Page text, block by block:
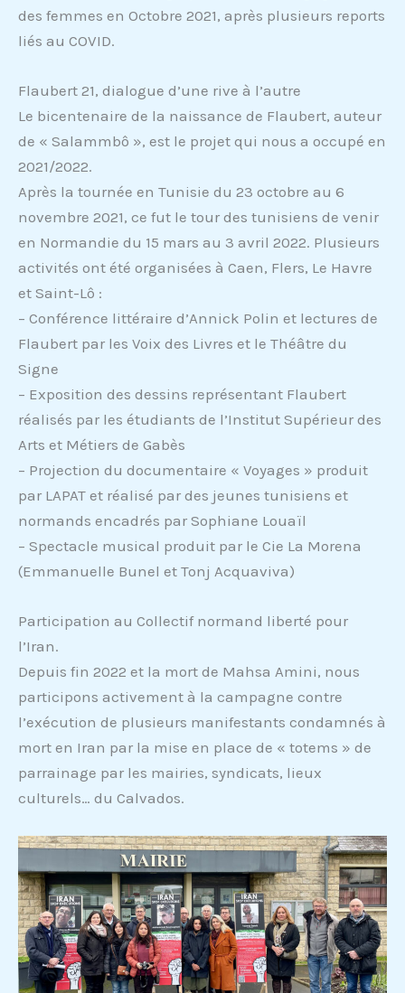
des femmes en Octobre 2021, après plusieurs reports
liés au COVID.
Flaubert 21, dialogue d’une rive à l’autre
Le bicentenaire de la naissance de Flaubert, auteur
de « Salammbô », est le projet qui nous a occupé en
2021/2022.
Après la tournée en Tunisie du 23 octobre au 6
novembre 2021, ce fut le tour des tunisiens de venir
en Normandie du 15 mars au 3 avril 2022. Plusieurs
activités ont été organisées à Caen, Flers, Le Havre
et Saint-Lô :
– Conférence littéraire d’Annick Polin et lectures de
Flaubert par les Voix des Livres et le Théâtre du
Signe
– Exposition des dessins représentant Flaubert
réalisés par les étudiants de l’Institut Supérieur des
Arts et Métiers de Gabès
– Projection du documentaire « Voyages » produit
par LAPAT et réalisé par des jeunes tunisiens et
normands encadrés par Sophiane Louaïl
– Spectacle musical produit par le Cie La Morena
(Emmanuelle Bunel et Tonj Acquaviva)
Participation au Collectif normand liberté pour
l’Iran.
Depuis fin 2022 et la mort de Mahsa Amini, nous
participons activement à la campagne contre
l’exécution de plusieurs manifestants condamnés à
mort en Iran par la mise en place de « totems » de
parrainage par les mairies, syndicats, lieux
culturels… du Calvados.